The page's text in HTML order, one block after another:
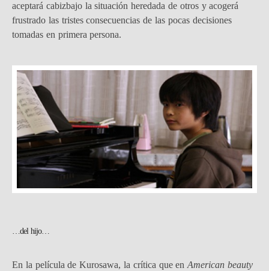
aceptará cabizbajo la situación heredada de otros y acogerá
frustrado las tristes consecuencias de las pocas decisiones
tomadas en primera persona.
…del hijo…
En la película de Kurosawa, la crítica que enAmerican beauty